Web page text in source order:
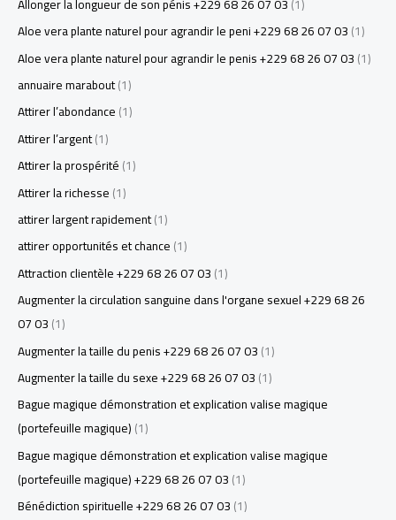
Aloe vera plante naturel pour agrandir le peni +229 68 26 07 03(1)
Aloe vera plante naturel pour agrandir le penis +229 68 26 07 03(1)
annuaire marabout(1)
Attirer l’abondance(1)
Attirer l’argent(1)
Attirer la prospérité(1)
Attirer la richesse(1)
attirer largent rapidement(1)
attirer opportunités et chance(1)
Attraction clientèle +229 68 26 07 03(1)
Augmenter la circulation sanguine dans l'organe sexuel +229 68 26
07 03(1)
Augmenter la taille du penis +229 68 26 07 03(1)
Augmenter la taille du sexe +229 68 26 07 03(1)
Bague magique démonstration et explication valise magique
(portefeuille magique)(1)
Bague magique démonstration et explication valise magique
(portefeuille magique) +229 68 26 07 03(1)
Bénédiction spirituelle +229 68 26 07 03(1)